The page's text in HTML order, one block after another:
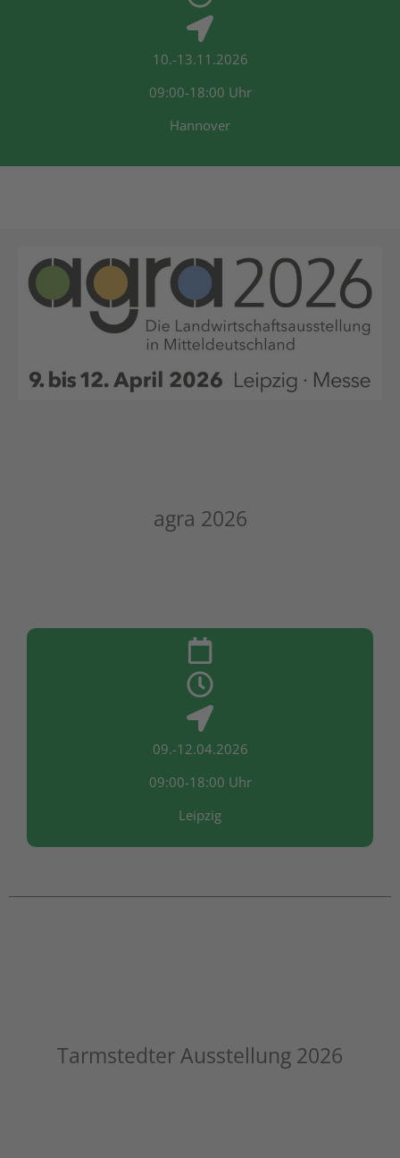
10.-13.11.2026
09:00-18:00 Uhr
Hannover
agra 2026
09.-12.04.2026
09:00-18:00 Uhr
Leipzig
Tarmstedter Ausstellung 2026